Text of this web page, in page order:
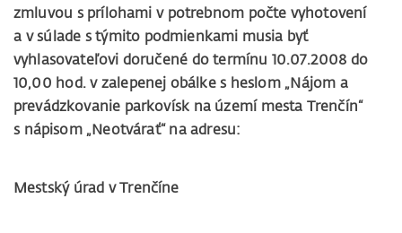
zmluvou s prílohami v potrebnom počte vyhotovení
a v súlade s týmito podmienkami musia byť
vyhlasovateľovi doručené do termínu 10.07.2008 do
10,00 hod. v zalepenej obálke s heslom „Nájom a
prevádzkovanie parkovísk na území mesta Trenčín“
s nápisom „Neotvárať“ na adresu:
Mestský úrad v Trenčíne